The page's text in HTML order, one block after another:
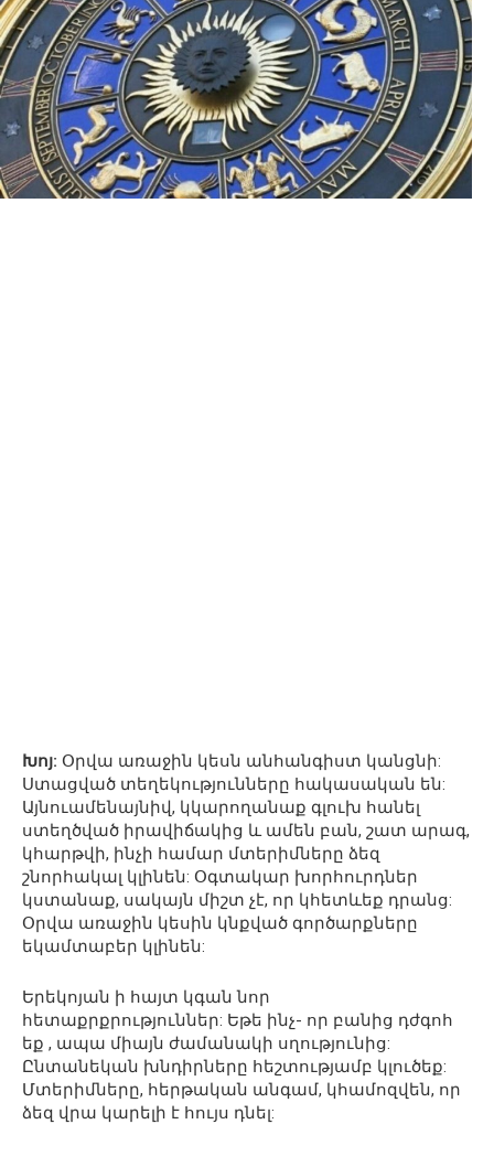
Խոյ: Օրվա առաջին կեսն անհանգիստ կանցնի:
Ստացված տեղեկությունները հակասական են:
Այնուամենայնիվ, կկարողանաք գլուխ հանել
ստեղծված իրավիճակից և ամեն բան, շատ արագ,
կհարթվի, ինչի համար մտերիմները ձեզ
շնորհակալ կլինեն: Օգտակար խորհուրդներ
կստանաք, սակայն միշտ չէ, որ կհետևեք դրանց:
Օրվա առաջին կեսին կնքված գործարքները
եկամտաբեր կլինեն:
Երեկոյան ի հայտ կգան նոր
հետաքրքրություններ: Եթե ինչ- որ բանից դժգոհ
եք , ապա միայն ժամանակի սղությունից:
Ընտանեկան խնդիրները հեշտությամբ կլուծեք:
Մտերիմները, հերթական անգամ, կհամոզվեն, որ
ձեզ վրա կարելի է հույս դնել: